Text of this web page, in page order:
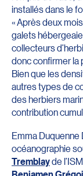
installés dans le
« Après deux
galets
collecteurs
donc confirmer la
Bien que les
autres types de
des herbiers
contribution
Emma
océanographie
Tremblayde